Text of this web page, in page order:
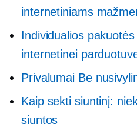
internetiniams
Individualios
internetinei
Privalumai Be
Kaip sekti siuntinį:
siuntos